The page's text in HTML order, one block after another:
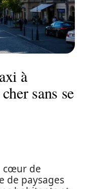
à
sans se
cœur de
de paysages